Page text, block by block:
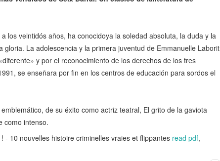
los veintidós años, ha conocidoya la soledad absoluta, la duda y la
La adolescencia y la primera juventud de Emmanuelle Laborit
y por el reconocimiento de los derechos de los tres
se enseñara por fin en los centros de educación para sordos el
de su éxito como actriz teatral, El grito de la gaviota
como intenso.
10 nouvelles histoire criminelles vraies et flippantes read pdf,